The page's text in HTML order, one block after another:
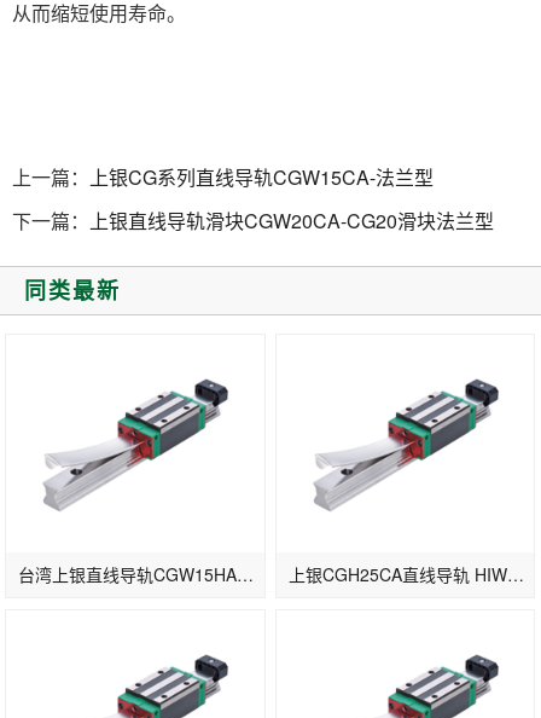
从而缩短使用寿命。
上一篇： 上银CG系列直线导轨CGW15CA-法兰型
下一篇： 上银直线导轨滑块CGW20CA-CG20滑块法兰型
同类最新
台湾上银直线导轨CGW15HA-法兰加长滑块 上银CGH25CA直线导轨 HIWIN滑轨CG25